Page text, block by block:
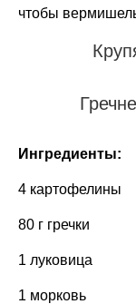
чтобы
Ингредиенты:
4 картофелины
80 г гречки
1 луковица
1 морковь